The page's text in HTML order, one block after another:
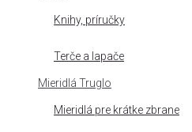
Knihy, príručky
Terče a lapače
Mieridlá Truglo
Mieridlá pre krátke zbrane